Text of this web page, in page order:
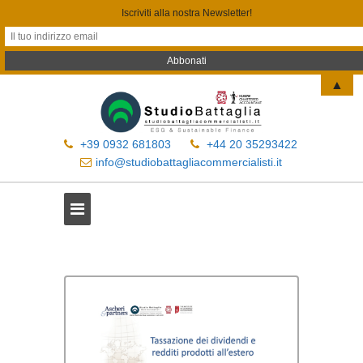
+39 0932 681803
+44 20 35293422
info@studiobattagliacommercialisti.it
Iscriviti alla nostra Newsletter!
▲